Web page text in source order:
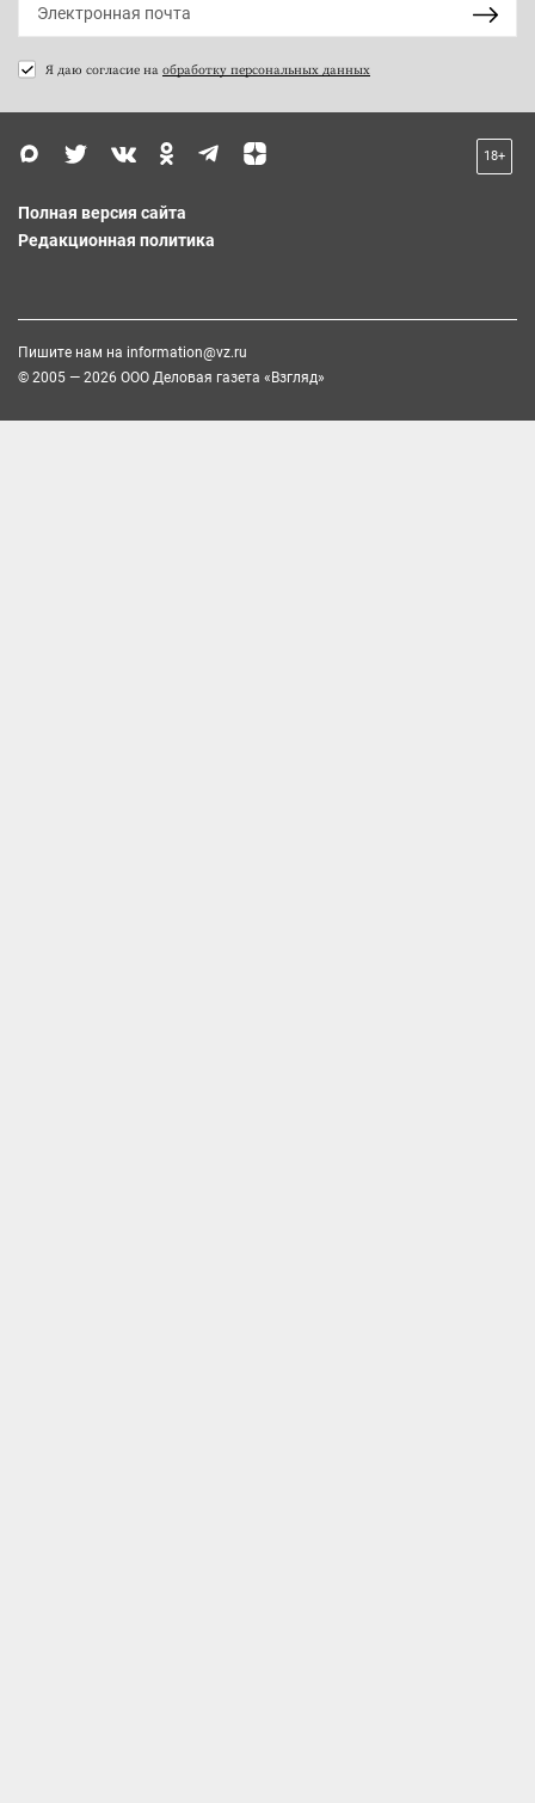
Я даю согласие на обработку персональных данных
18+
Полная версия сайта
Редакционная политика
Пишите нам на information@vz.ru
© 2005 — 2026 ООО Деловая газета «Взгляд»